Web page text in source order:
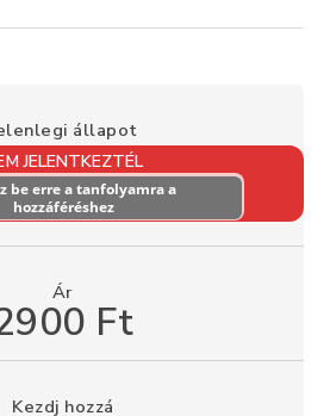
állapot
JELENTKEZTÉL
be erre a tanfolyamra a
hozzáféréshez
Ár
Ft
Kezdj hozzá